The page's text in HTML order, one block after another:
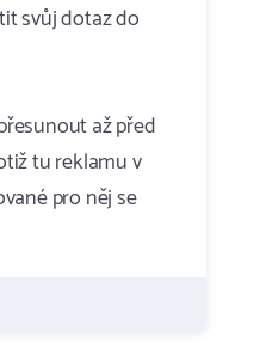
svůj dotaz do
až před
tu reklamu v
pro něj se